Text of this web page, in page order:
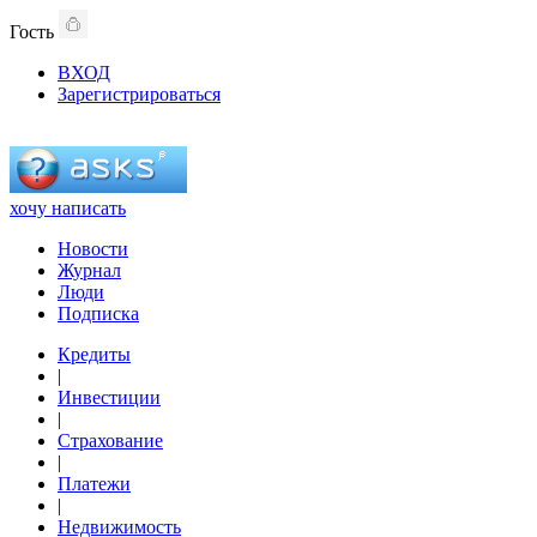
Гость
ВХОД
Зарегистрироваться
хочу написать
Новости
Журнал
Люди
Подписка
Кредиты
|
Инвестиции
|
Страхование
|
Платежи
|
Недвижимость